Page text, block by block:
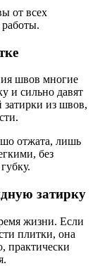
от всех
работы.
швов многие
и сильно давят
из швов,
отжата, лишь
без
затирку
жизни. Если
плитки, она
практически